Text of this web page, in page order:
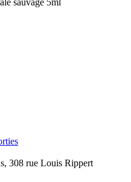
308 rue Louis Rippert